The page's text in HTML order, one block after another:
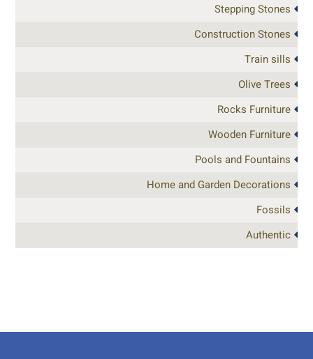
Stepping Stones
Construction Stones
Train sills
Olive Trees
Rocks Furniture
Wooden Furniture
Pools and Fountains
Home and Garden Decorations
Fossils
Authentic